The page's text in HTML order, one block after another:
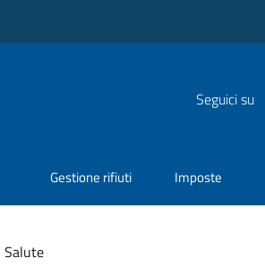
Seguici su
Gestione rifiuti Imposte
Salute